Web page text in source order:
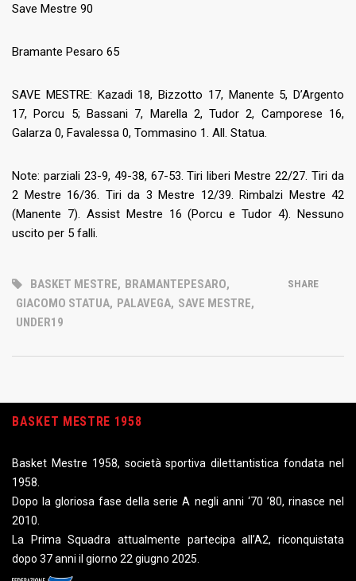
Save Mestre 90
Bramante Pesaro 65
SAVE MESTRE: Kazadi 18, Bizzotto 17, Manente 5, D’Argento
17, Porcu 5; Bassani 7, Marella 2, Tudor 2, Camporese 16,
Galarza 0, Favalessa 0, Tommasino 1. All. Statua.
Note: parziali 23-9, 49-38, 67-53. Tiri liberi Mestre 22/27. Tiri da
2 Mestre 16/36. Tiri da 3 Mestre 12/39. Rimbalzi Mestre 42
(Manente 7). Assist Mestre 16 (Porcu e Tudor 4). Nessuno
uscito per 5 falli.
BASKET MESTRE, BRAMANTEPESARO,
GIACOMO STATUA, PALAVEGA, SAVE MESTRE,
UNDER19
SHARE
BASKET MESTRE 1958
Basket Mestre 1958, società sportiva dilettantistica fondata nel
1958.
Dopo la gloriosa fase della serie A negli anni ‘70 ’80, rinasce nel
2010.
La Prima Squadra attualmente partecipa all’A2, riconquistata
dopo 37 anni il giorno 22 giugno 2025.